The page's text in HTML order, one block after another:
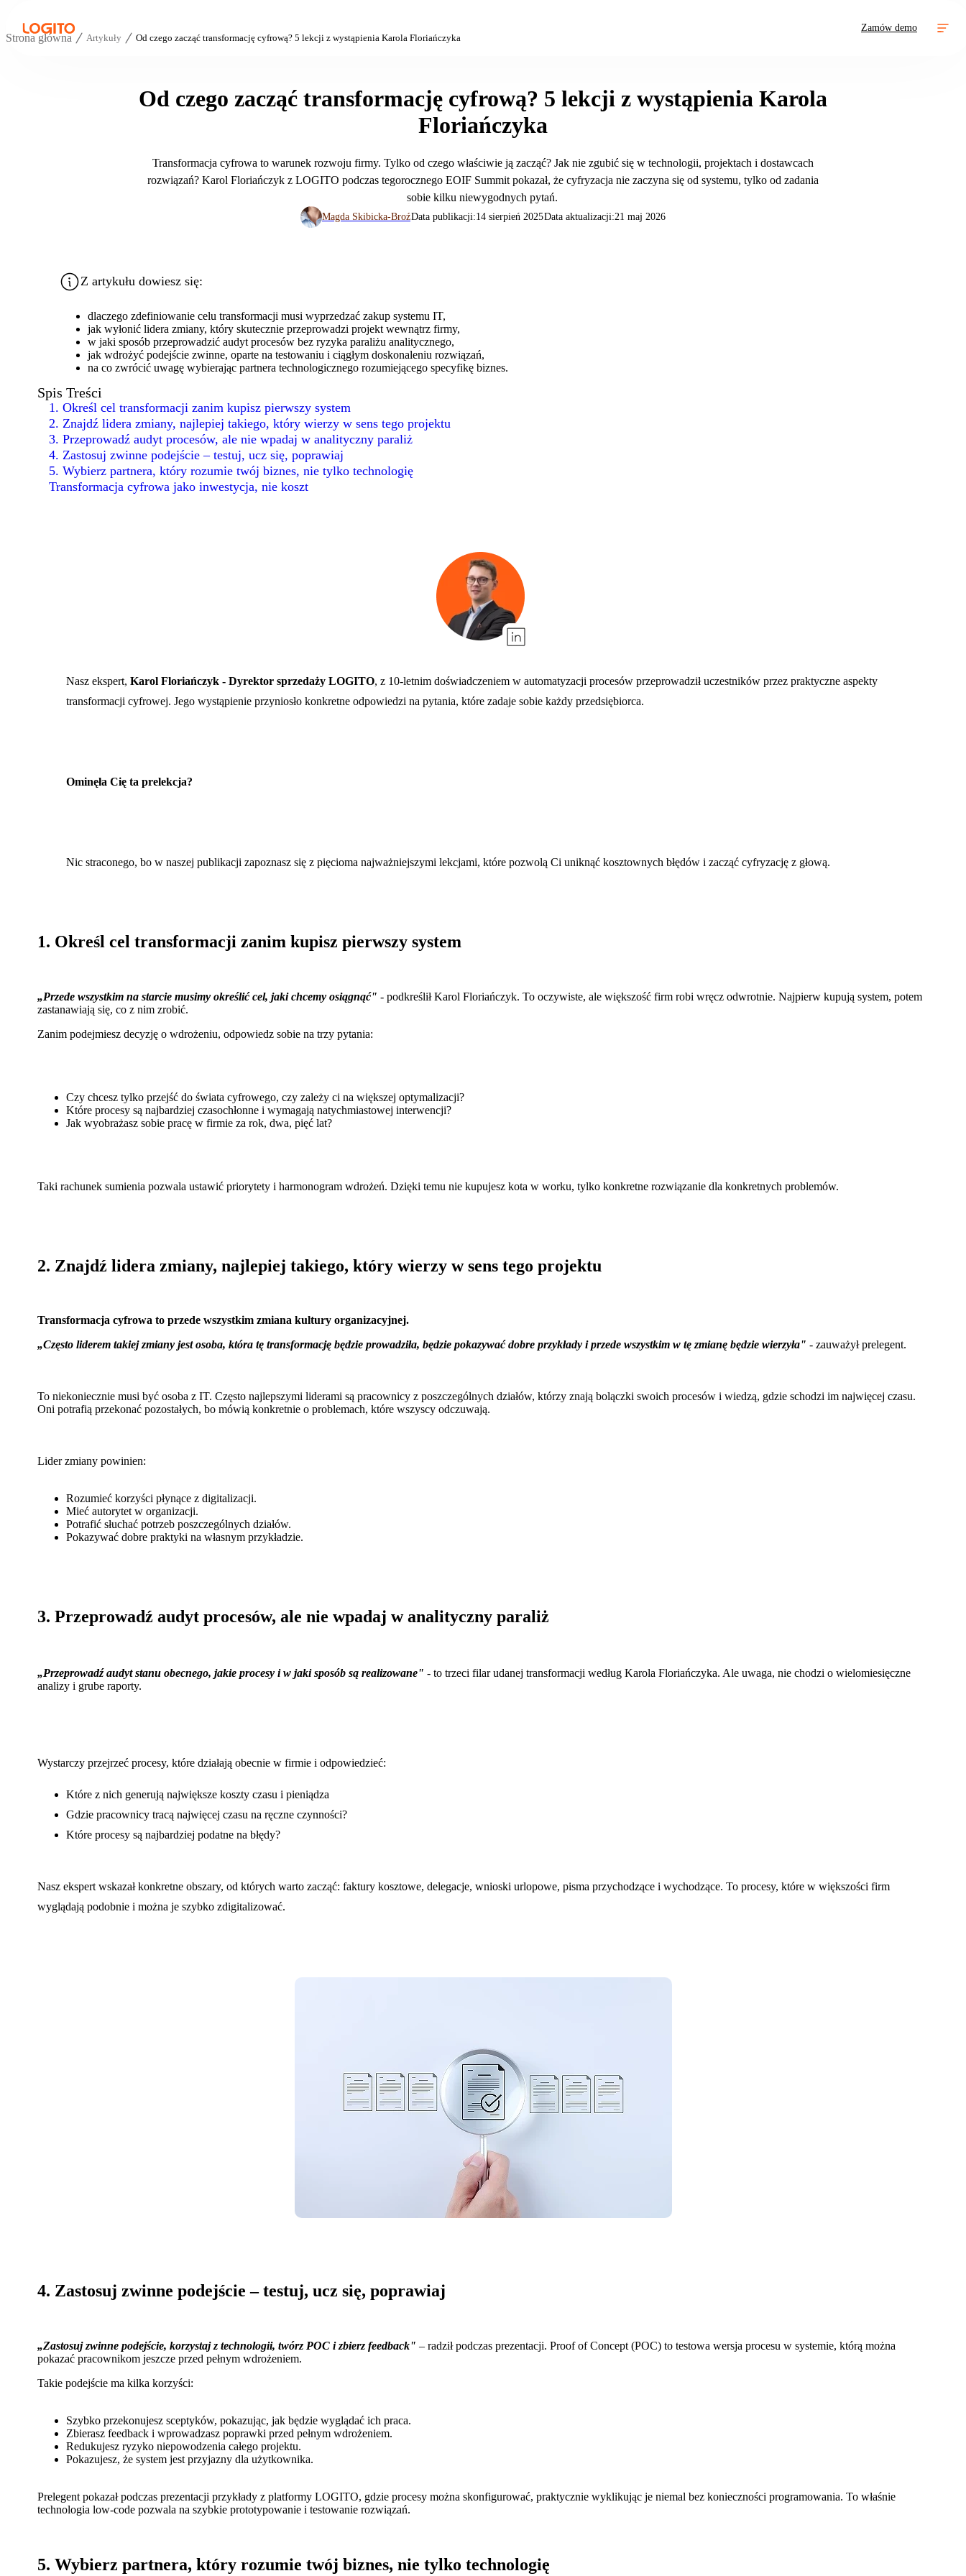
Zamów demo
Strona główna Artykuły Od czego zacząć transformację cyfrową? 5 lekcji z wystąpienia Karola Floriańczyka
Od czego zacząć transformację cyfrową? 5 lekcji z wystąpienia Karola
Floriańczyka
Transformacja cyfrowa to warunek rozwoju firmy. Tylko od czego właściwie ją zacząć? Jak nie zgubić się w technologii, projektach i dostawcach
rozwiązań? Karol Floriańczyk z LOGITO podczas tegorocznego EOIF Summit pokazał, że cyfryzacja nie zaczyna się od systemu, tylko od zadania
sobie kilku niewygodnych pytań.
Magda Skibicka-BroźData publikacji:14 sierpień 2025Data aktualizacji:21 maj 2026
Z artykułu dowiesz się:
dlaczego zdefiniowanie celu transformacji musi wyprzedzać zakup systemu IT,
jak wyłonić lidera zmiany, który skutecznie przeprowadzi projekt wewnątrz firmy,
w jaki sposób przeprowadzić audyt procesów bez ryzyka paraliżu analitycznego,
jak wdrożyć podejście zwinne, oparte na testowaniu i ciągłym doskonaleniu rozwiązań,
na co zwrócić uwagę wybierając partnera technologicznego rozumiejącego specyfikę biznes.
Spis Treści
1. Określ cel transformacji zanim kupisz pierwszy system
2. Znajdź lidera zmiany, najlepiej takiego, który wierzy w sens tego projektu
3. Przeprowadź audyt procesów, ale nie wpadaj w analityczny paraliż
4. Zastosuj zwinne podejście – testuj, ucz się, poprawiaj
5. Wybierz partnera, który rozumie twój biznes, nie tylko technologię
Transformacja cyfrowa jako inwestycja, nie koszt
Nasz ekspert, Karol Floriańczyk - Dyrektor sprzedaży LOGITO, z 10-letnim doświadczeniem w automatyzacji procesów przeprowadził uczestników przez praktyczne aspekty
transformacji cyfrowej. Jego wystąpienie przyniosło konkretne odpowiedzi na pytania, które zadaje sobie każdy przedsiębiorca.
Ominęła Cię ta prelekcja?
Nic straconego, bo w naszej publikacji zapoznasz się z pięcioma najważniejszymi lekcjami, które pozwolą Ci uniknąć kosztownych błędów i zacząć cyfryzację z głową.
1. Określ cel transformacji zanim kupisz pierwszy system
„Przede wszystkim na starcie musimy określić cel, jaki chcemy osiągnąć" - podkreślił Karol Floriańczyk. To oczywiste, ale większość firm robi wręcz odwrotnie. Najpierw kupują system, potem
zastanawiają się, co z nim zrobić.
Zanim podejmiesz decyzję o wdrożeniu, odpowiedz sobie na trzy pytania:
Czy chcesz tylko przejść do świata cyfrowego, czy zależy ci na większej optymalizacji?
Które procesy są najbardziej czasochłonne i wymagają natychmiastowej interwencji?
Jak wyobrażasz sobie pracę w firmie za rok, dwa, pięć lat?
Taki rachunek sumienia pozwala ustawić priorytety i harmonogram wdrożeń. Dzięki temu nie kupujesz kota w worku, tylko konkretne rozwiązanie dla konkretnych problemów.
2. Znajdź lidera zmiany, najlepiej takiego, który wierzy w sens tego projektu
Transformacja cyfrowa to przede wszystkim zmiana kultury organizacyjnej.
„Często liderem takiej zmiany jest osoba, która tę transformację będzie prowadziła, będzie pokazywać dobre przykłady i przede wszystkim w tę zmianę będzie wierzyła" - zauważył prelegent.
To niekoniecznie musi być osoba z IT. Często najlepszymi liderami są pracownicy z poszczególnych działów, którzy znają bolączki swoich procesów i wiedzą, gdzie schodzi im najwięcej czasu.
Oni potrafią przekonać pozostałych, bo mówią konkretnie o problemach, które wszyscy odczuwają.
Lider zmiany powinien:
Rozumieć korzyści płynące z digitalizacji.
Mieć autorytet w organizacji.
Potrafić słuchać potrzeb poszczególnych działów.
Pokazywać dobre praktyki na własnym przykładzie.
3. Przeprowadź audyt procesów, ale nie wpadaj w analityczny paraliż
„Przeprowadź audyt stanu obecnego, jakie procesy i w jaki sposób są realizowane" - to trzeci filar udanej transformacji według Karola Floriańczyka. Ale uwaga, nie chodzi o wielomiesięczne
analizy i grube raporty.
Wystarczy przejrzeć procesy, które działają obecnie w firmie i odpowiedzieć:
Które z nich generują największe koszty czasu i pieniądza
Gdzie pracownicy tracą najwięcej czasu na ręczne czynności?
Które procesy są najbardziej podatne na błędy?
Nasz ekspert wskazał konkretne obszary, od których warto zacząć: faktury kosztowe, delegacje, wnioski urlopowe, pisma przychodzące i wychodzące. To procesy, które w większości firm
wyglądają podobnie i można je szybko zdigitalizować.
4. Zastosuj zwinne podejście – testuj, ucz się, poprawiaj
„Zastosuj zwinne podejście, korzystaj z technologii, twórz POC i zbierz feedback" – radził podczas prezentacji. Proof of Concept (POC) to testowa wersja procesu w systemie, którą można
pokazać pracownikom jeszcze przed pełnym wdrożeniem.
Takie podejście ma kilka korzyści:
Szybko przekonujesz sceptyków, pokazując, jak będzie wyglądać ich praca.
Zbierasz feedback i wprowadzasz poprawki przed pełnym wdrożeniem.
Redukujesz ryzyko niepowodzenia całego projektu.
Pokazujesz, że system jest przyjazny dla użytkownika.
Prelegent pokazał podczas prezentacji przykłady z platformy LOGITO, gdzie procesy można skonfigurować, praktycznie wyklikując je niemal bez konieczności programowania. To właśnie
technologia low-code pozwala na szybkie prototypowanie i testowanie rozwiązań.
5. Wybierz partnera, który rozumie twój biznes, nie tylko technologię